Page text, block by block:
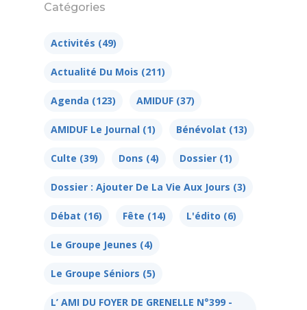
Catégories
Activités (49)
Actualité Du Mois (211)
Agenda (123) AMIDUF (37)
AMIDUF Le Journal (1) Bénévolat (13)
Culte (39) Dons (4) Dossier (1)
Dossier : Ajouter De La Vie Aux Jours (3)
Débat (16) Fête (14) L'édito (6)
Le Groupe Jeunes (4)
Le Groupe Séniors (5)
L’ AMI DU FOYER DE GRENELLE N°399 -